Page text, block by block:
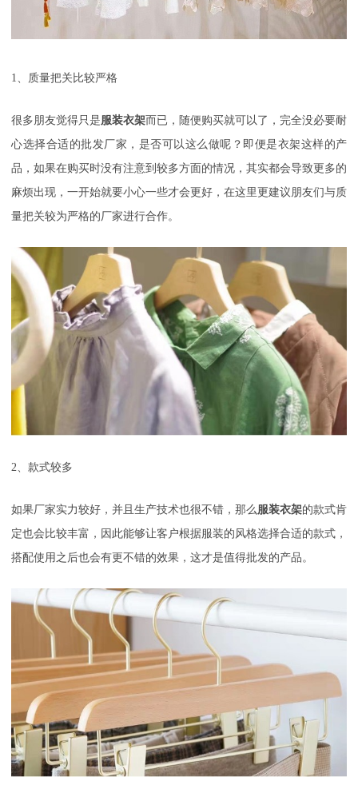
1、质量把关比较严格
很多朋友觉得只是服装衣架而已，随便购买就可以了，完全没必要耐
心选择合适的批发厂家，是否可以这么做呢？即便是衣架这样的产
品，如果在购买时没有注意到较多方面的情况，其实都会导致更多的
麻烦出现，一开始就要小心一些才会更好，在这里更建议朋友们与质
量把关较为严格的厂家进行合作。
2、款式较多
如果厂家实力较好，并且生产技术也很不错，那么服装衣架的款式肯
定也会比较丰富，因此能够让客户根据服装的风格选择合适的款式，
搭配使用之后也会有更不错的效果，这才是值得批发的产品。